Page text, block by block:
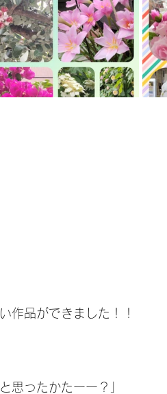
作品ができました！！
思ったかたーー？」